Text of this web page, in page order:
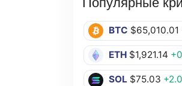
BTC $65,010.01
ETH $1,921.14
SOL $75.03